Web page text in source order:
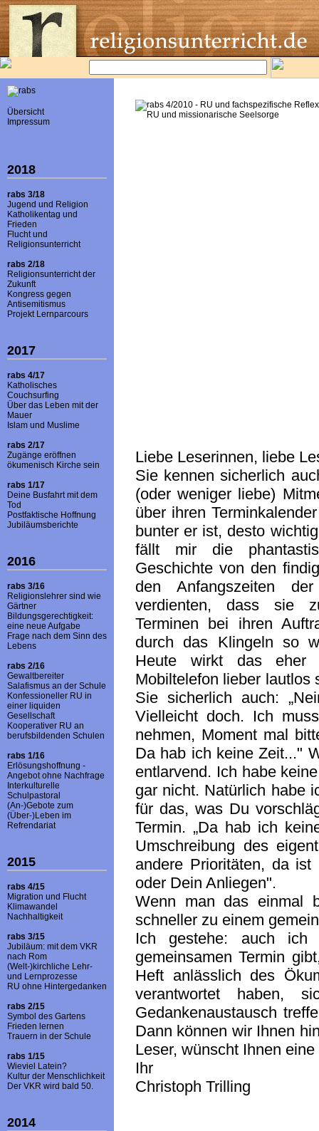
Übersicht
Impressum
2018
rabs 3/18
Jugend und Religion
Katholikentag und
Frieden
Flucht und
Religionsunterricht
rabs 2/18
Religionsunterricht der
Zukunft
Kongress gegen
Antisemitismus
Projekt Lernparcours
2017
rabs 4/17
Katholisches
Couchsurfing
Über das Leben mit der
Mauer
Islam und Muslime
rabs 2/17
Zugänge eröffnen
ökumenisch Kirche sein
rabs 1/17
Deine Busfahrt mit dem
Tod
Postfaktische Hoffnung
Jubiläumsberichte
2016
rabs 3/16
Religionslehrer sind wie
Gärtner
Bildungsgerechtigkeit:
eine neue Aufgabe
Frage nach dem Sinn des
Lebens
rabs 2/16
Gewaltbereiter
Salafismus an der Schule
Konfessioneller RU in
einer liquiden
Gesellschaft
Kooperativer RU an
berufsbildenden Schulen
rabs 1/16
Erlösungshoffnung -
Angebot ohne Nachfrage
Interkulturelle
Schulpastoral
(An-)Gebote zum
(Über-)Leben im
Refrendariat
2015
rabs 4/15
Migration und Flucht
Klimawandel
Nachhaltigkeit
rabs 3/15
Jubiläum: mit dem VKR
nach Rom
(Welt-)kirchliche Lehr-
und Lernprozesse
RU ohne Hintergedanken
rabs 2/15
Symbol des Gartens
Frieden lernen
Trauern in der Schule
rabs 1/15
Wieviel Latein?
Kultur der Menschlichkeit
Der VKR wird bald 50.
2014
Liebe Leserinnen, liebe
Sie kennen sicherlich
(oder weniger liebe)
über ihren
bunter er ist, desto
fällt mir die
Geschichte von den
den Anfangszeiten
verdienten, dass sie
Terminen bei ihren
durch das Klingeln so
Heute wirkt das
Mobiltelefon lieber lautlos
Sie sicherlich auch:
Vielleicht doch. Ich
nehmen, Moment mal
Da hab ich keine Zeit..."
entlarvend. Ich habe
gar nicht. Natürlich habe
für das, was Du
Termin. „Da hab ich
Umschreibung des
andere Prioritäten, da
oder Dein Anliegen".
Wenn man das einmal
schneller zu einem
Ich gestehe: auch
gemeinsamen Termin
Heft anlässlich des
verantwortet haben,
Gedankenaustausch
Dann können wir Ihnen
Leser, wünscht Ihnen
Ihr
Christoph Trilling